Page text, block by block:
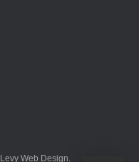
Web Design.